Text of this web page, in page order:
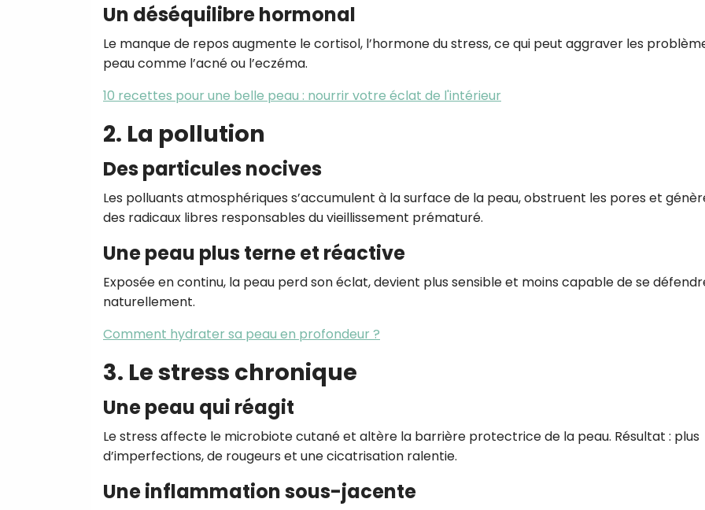
Un déséquilibre hormonal
Le manque de repos augmente le cortisol, l’hormone du stress, ce qui peut aggraver les
peau comme l’acné ou l’eczéma.
10 recettes pour une belle peau : nourrir votre éclat de l'intérieur
2. La pollution
Des particules nocives
Les polluants atmosphériques s’accumulent à la surface de la peau, obstruent les pores et
des radicaux libres responsables du vieillissement prématuré.
Une peau plus terne et réactive
Exposée en continu, la peau perd son éclat, devient plus sensible et moins capable de se
naturellement.
Comment hydrater sa peau en profondeur ?
3. Le stress chronique
Une peau qui réagit
Le stress affecte le microbiote cutané et altère la barrière protectrice de la peau. Résultat : plus
d’imperfections, de rougeurs et une cicatrisation ralentie.
Une inflammation sous-jacente